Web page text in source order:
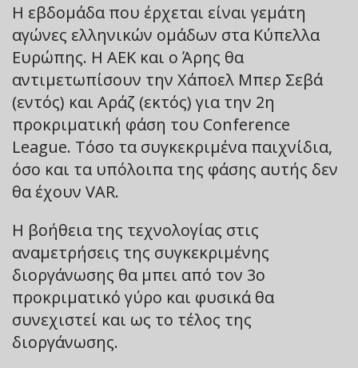
Η εβδομάδα που έρχεται είναι γεμάτη
αγώνες ελληνικών ομάδων στα Κύπελλα
Ευρώπης. Η ΑΕΚ και ο Άρης θα
αντιμετωπίσουν την Χάποελ Μπερ Σεβά
(εντός) και Αράζ (εκτός) για την 2η
προκριματική φάση του Conference
League. Τόσο τα συγκεκριμένα παιχνίδια,
όσο και τα υπόλοιπα της φάσης αυτής δεν
θα έχουν VAR.
Η βοήθεια της τεχνολογίας στις
αναμετρήσεις της συγκεκριμένης
διοργάνωσης θα μπει από τον 3ο
προκριματικό γύρο και φυσικά θα
συνεχιστεί και ως το τέλος της
διοργάνωσης.